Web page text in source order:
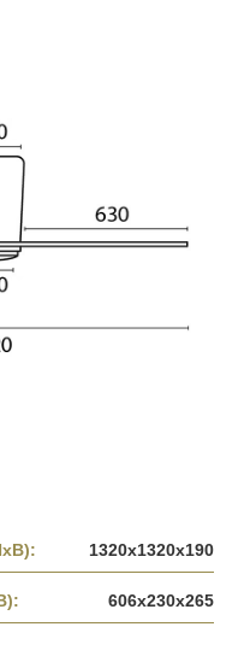
1320x1320x190
606x230x265